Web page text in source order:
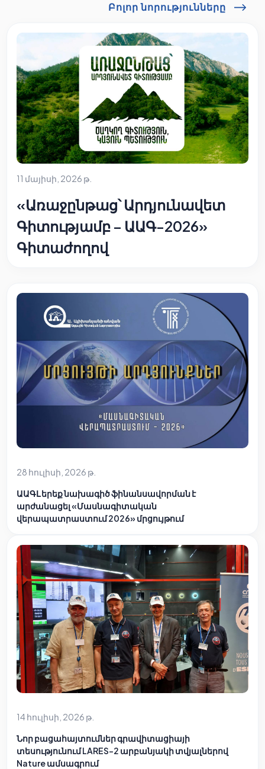
Բոլոր նորությունները
11 մայիսի, 2026 թ.
«Առաջընթաց՝ Արդյունավետ
Գիտությամբ – ԱԱԳ-2026»
Գիտաժողով
28 հուլիսի, 2026 թ.
ԱԱԳԼ երեք նախագիծ ֆինանսավորման է
արժանացել «Մասնագիտական
վերապատրաստում 2026» մրցույթում
14 հուլիսի, 2026 թ.
Նոր բացահայտումներ գրավիտացիայի
տեսությունում LARES-2 արբանյակի տվյալներով
Nature ամսագրում